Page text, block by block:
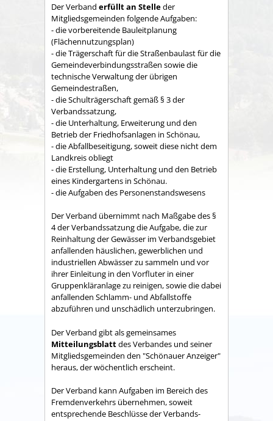
Der Verband erfüllt an Stelleder
Mitgliedsgemeinden folgende Aufgaben:
- die vorbereitende Bauleitplanung
(Flächennutzungsplan)
- die Trägerschaft für die Straßenbaulast für die
Gemeindeverbindungsstraßen sowie die
technische Verwaltung der übrigen
Gemeindestraßen,
- die Schulträgerschaft gemäß § 3 der
Verbandssatzung,
- die Unterhaltung, Erweiterung und den
Betrieb der Friedhofsanlagen in Schönau,
- die Abfallbeseitigung, soweit diese nicht dem
Land­kreis obliegt
- die Erstellung, Unterhaltung und den Betrieb
eines Kindergartens in Schönau.
- die Aufgaben des Personenstandswesens
Der Verband übernimmt nach Maßgabe des §
4 der Verbandssatzung die Aufgabe, die zur
Reinhaltung der Gewässer im Verbandsgebiet
anfallenden häuslichen, gewerblichen und
industriellen Abwässer zu sammeln und vor
ihrer Einleitung in den Vorfluter in einer
Gruppenkläranlage zu reinigen, sowie die dabei
anfallenden Schlamm- und Abfallstoffe
abzuführen und unschädlich unterzubringen.
Der Verband gibt als gemeinsames
Mitteilungsblattdes Verbandes und seiner
Mitgliedsgemeinden den "Schönauer Anzeiger"
heraus, der wöchentlich erscheint.
Der Verband kann Aufgaben im Bereich des
Fremdenverkehrs übernehmen, soweit
entsprechende Beschlüsse der Verbands­